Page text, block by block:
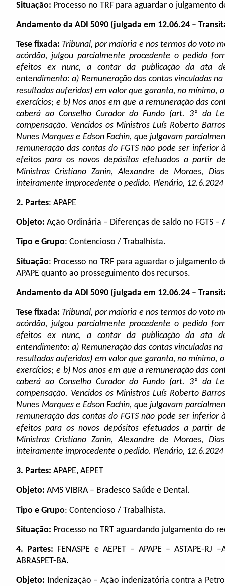
Situação: Processo no TRF para aguardar o julgamento
Andamento da ADI 5090 (julgada em 12.06.24 –
Tese fixada: Tribunal, por maioria e nos termos do voto
acórdão, julgou parcialmente procedente o pedido
efeitos ex nunc, a contar da publicação da ata
entendimento: a) Remuneração das contas vinculadas
resultados auferidos) em valor que garanta, no mínimo,
exercícios; e b) Nos anos em que a remuneração das
caberá ao Conselho Curador do Fundo (art. 3º da
compensação. Vencidos os Ministros Luís Roberto
Nunes Marques e Edson Fachin, que julgavam
remuneração das contas do FGTS não pode ser
efeitos para os novos depósitos efetuados a partir
Ministros Cristiano Zanin, Alexandre de Moraes,
inteiramente improcedente o pedido. Plenário, 12.6.2024
2. Partes: APAPE
Objeto: Ação Ordinária – Diferenças de saldo no FGTS –
Tipo e Grupo: Contencioso / Trabalhista.
Situação: Processo no TRF para aguardar o
APAPE quanto ao prosseguimento dos recursos.
Andamento da ADI 5090 (julgada em 12.06.24 –
Tese fixada: Tribunal, por maioria e nos termos do voto
acórdão, julgou parcialmente procedente o pedido
efeitos ex nunc, a contar da publicação da ata
entendimento: a) Remuneração das contas vinculadas
resultados auferidos) em valor que garanta, no mínimo,
exercícios; e b) Nos anos em que a remuneração das
caberá ao Conselho Curador do Fundo (art. 3º da
compensação. Vencidos os Ministros Luís Roberto
Nunes Marques e Edson Fachin, que julgavam
remuneração das contas do FGTS não pode ser
efeitos para os novos depósitos efetuados a partir
Ministros Cristiano Zanin, Alexandre de Moraes,
inteiramente improcedente o pedido. Plenário, 12.6.2024
3. Partes: APAPE, AEPET
Objeto: AMS VIBRA – Bradesco Saúde e Dental.
Tipo e Grupo: Contencioso / Trabalhista.
Situação: Processo no TRT aguardando julgamento do
4. Partes: FENASPE e AEPET – APAPE – ASTAPE-RJ
ABRASPET-BA.
Objeto: Indenização – Ação indenizatória contra a